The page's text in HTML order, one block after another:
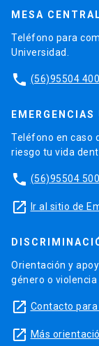
MESA
Teléfono para
Universidad.
phone (56)95504
EMERGENCIAS
Teléfono en caso
riesgo tu vida
phone (56)95504
launch Ir al sitio de
Orientación y
género o violencia
launch Contacto
launch Más